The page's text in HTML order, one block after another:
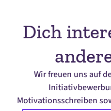
Dich
Wir freuen uns auf
Motivationsschreiben